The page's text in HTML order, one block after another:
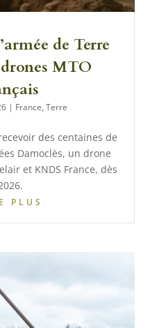
de Terre
MTO
| France,Terre
des centaines de
Damoclès, un drone
et KNDS France, dès
PLUS